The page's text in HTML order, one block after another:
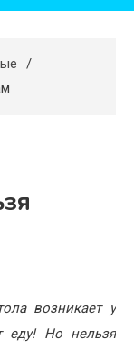
возникает у
еду! Но нельзя